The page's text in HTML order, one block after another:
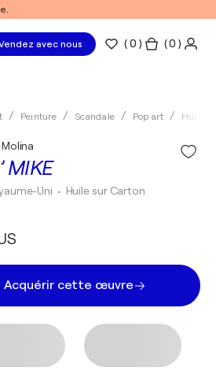
avec nous (0 ) ( 0 )
Peinture Scandale Pop art Huile
MIKE
Uni • Huile sur Carton
Acquérir cette œuvre